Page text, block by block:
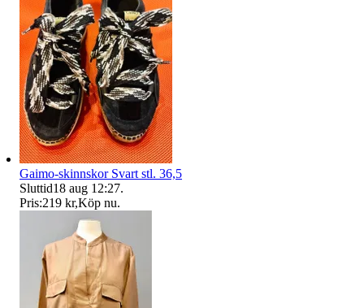
Gaimo-skinnskor Svart stl. 36,5
Sluttid18 aug 12:27.
Pris:219 kr,Köp nu.